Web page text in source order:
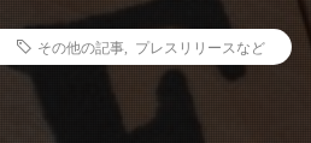
その他の記事 プレスリリースなど